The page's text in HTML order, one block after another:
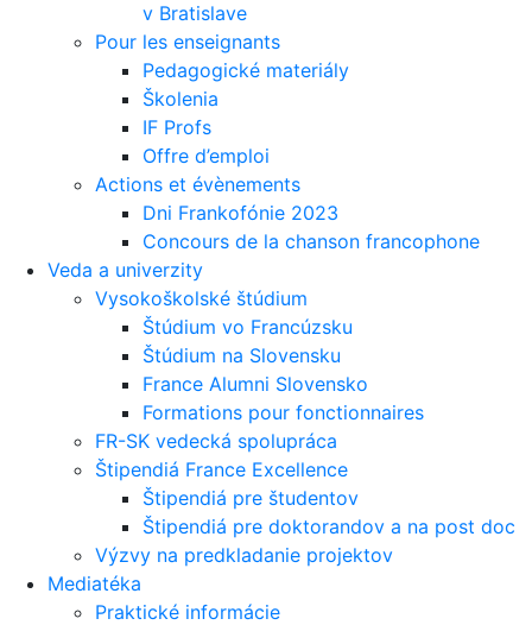
v Bratislave
Pour les enseignants
Pedagogické materiály
Školenia
IF Profs
Offre d’emploi
Actions et évènements
Dni Frankofónie 2023
Concours de la chanson francophone
Veda a univerzity
Vysokoškolské štúdium
Štúdium vo Francúzsku
Štúdium na Slovensku
France Alumni Slovensko
Formations pour fonctionnaires
FR-SK vedecká spolupráca
Štipendiá France Excellence
Štipendiá pre študentov
Štipendiá pre doktorandov a na post doc
Výzvy na predkladanie projektov
Mediatéka
Praktické informácie